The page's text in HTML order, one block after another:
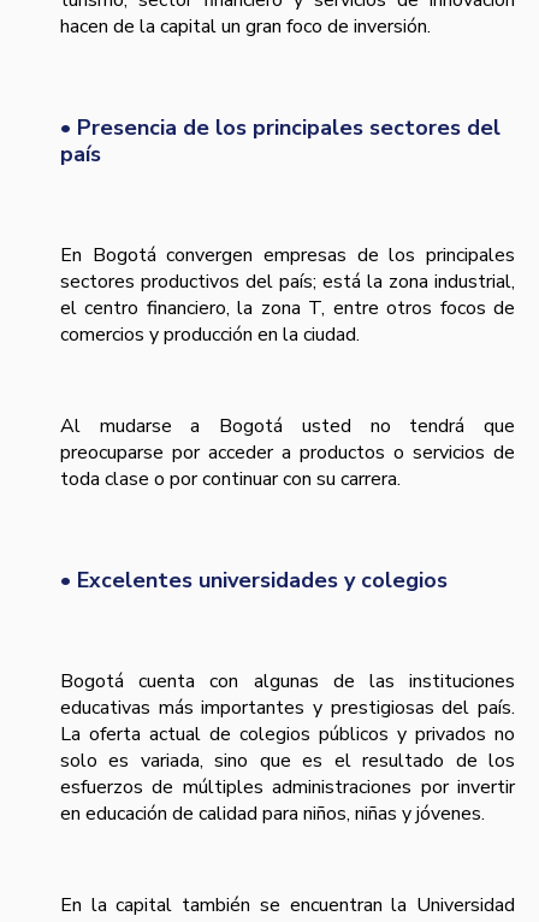
hacen de la capital un gran foco de inversión.
• Presencia de los principales sectores del
país
En Bogotá convergen empresas de los principales
sectores productivos del país; está la zona industrial,
el centro financiero, la zona T, entre otros focos de
comercios y producción en la ciudad.
Al mudarse a Bogotá usted no tendrá que
preocuparse por acceder a productos o servicios de
toda clase o por continuar con su carrera.
• Excelentes universidades y colegios
Bogotá cuenta con algunas de las instituciones
educativas más importantes y prestigiosas del país.
La oferta actual de colegios públicos y privados no
solo es variada, sino que es el resultado de los
esfuerzos de múltiples administraciones por invertir
en educación de calidad para niños, niñas y jóvenes.
En la capital también se encuentran la Universidad